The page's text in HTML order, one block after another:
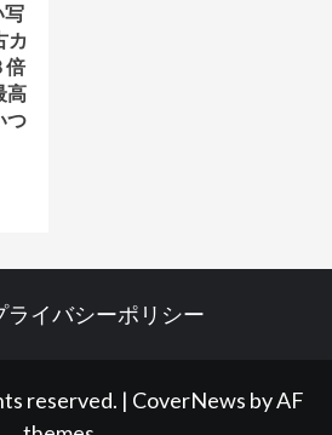
写
カ
倍
高
つ
ライバシーポリシー
reserved. | CoverNews by AF